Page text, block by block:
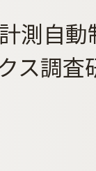
測自
ス調査